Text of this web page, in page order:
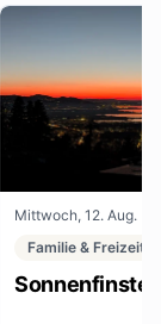
Mittwoch, 12. Aug.
Familie & Freizeit